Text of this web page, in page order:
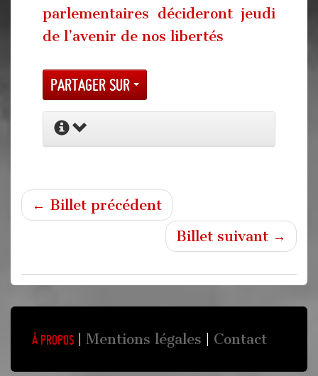
parlementaires décideront jeudi
de l’avenir de nos libertés
Partager sur
← Billet précédent
Billet suivant →
À propos Mentions légales Contact